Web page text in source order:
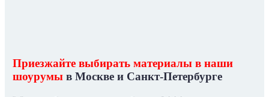
Приезжайте выбирать материалы в наши
шоурумы в Москве и Санкт-Петербурге